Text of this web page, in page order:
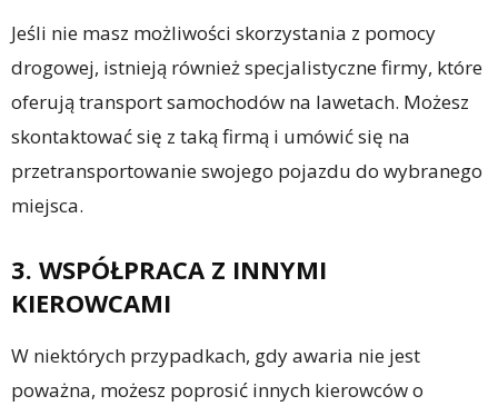
Jeśli nie masz możliwości skorzystania z pomocy
drogowej, istnieją również specjalistyczne firmy, które
oferują transport samochodów na lawetach. Możesz
skontaktować się z taką firmą i umówić się na
przetransportowanie swojego pojazdu do wybranego
miejsca.
3. WSPÓŁPRACA Z INNYMI
KIEROWCAMI
W niektórych przypadkach, gdy awaria nie jest
poważna, możesz poprosić innych kierowców o